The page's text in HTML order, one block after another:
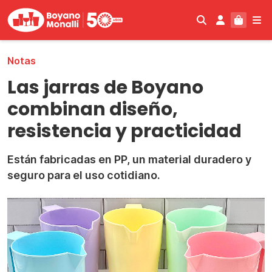
BUSCAR
MI
Notas
Las jarras de Boyano
combinan diseño,
resistencia y practicidad
Están fabricadas en PP, un material duradero y
seguro para el uso cotidiano.